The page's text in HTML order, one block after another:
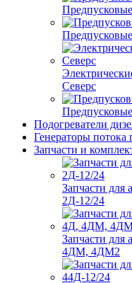
Северс
Подогреватели
Генераторы потока
Запчасти и
Запчасти для
2Д-12/24
Запчасти для
4ДМ, 4ДМ2